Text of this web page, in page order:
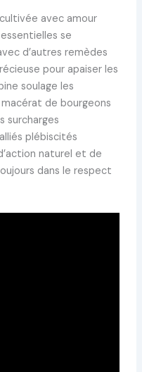
avec amour
se
d’autres remèdes
pour apaiser les
soulage les
de bourgeons
surcharges
plébiscités
naturel et de
dans le respect